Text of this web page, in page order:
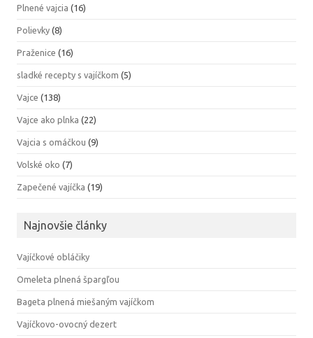
Plnené vajcia (16)
Polievky (8)
Praženice (16)
sladké recepty s vajíčkom (5)
Vajce (138)
Vajce ako plnka (22)
Vajcia s omáčkou (9)
Volské oko (7)
Zapečené vajíčka (19)
Najnovšie články
Vajíčkové obláčiky
Omeleta plnená špargľou
Bageta plnená miešaným vajíčkom
Vajíčkovo-ovocný dezert